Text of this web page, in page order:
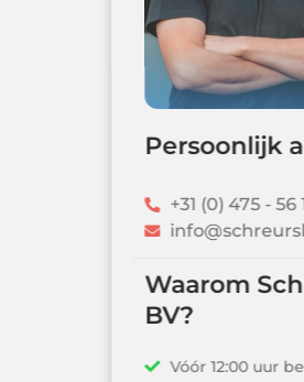
Persoonlijk
+31 (0) 475 - 56 12 90
info@schreursbv.nl
Waarom
Vóór 12:00 uur besteld,